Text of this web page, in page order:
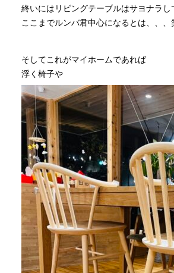
終いにはリビングテーブルはサヨナラし
ここまでルンバ君中心になるとは、、、
そしてこれがマイホームであれば
浮く椅子や